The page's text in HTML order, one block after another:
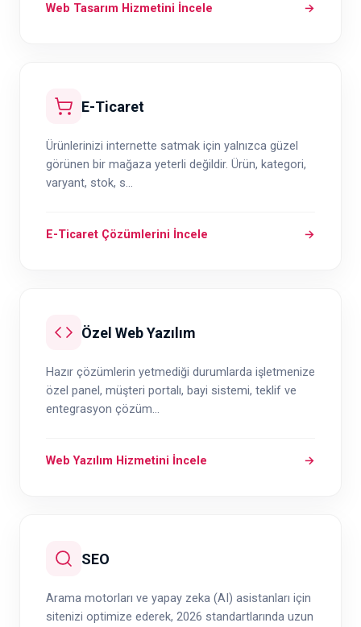
Web Tasarım Hizmetini İncele →
E-Ticaret
Ürünlerinizi internette satmak için yalnızca güzel
görünen bir mağaza yeterli değildir. Ürün, kategori,
varyant, stok, s...
E-Ticaret Çözümlerini İncele →
Özel Web Yazılım
Hazır çözümlerin yetmediği durumlarda işletmenize
özel panel, müşteri portalı, bayi sistemi, teklif ve
entegrasyon çözüm...
Web Yazılım Hizmetini İncele →
SEO
Arama motorları ve yapay zeka (AI) asistanları için
sitenizi optimize ederek, 2026 standartlarında uzun